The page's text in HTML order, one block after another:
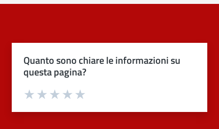
Quanto sono chiare le informazioni su
questa pagina?
Valuta 4 stelle su 5
Valuta 3 stelle su 5
Valuta 2 stelle su 5
Valuta 1 stelle su 5